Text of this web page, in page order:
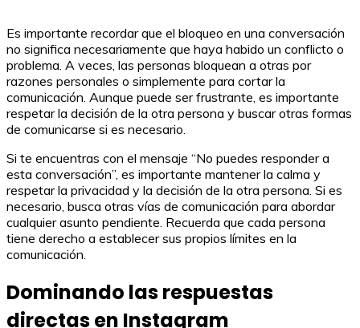
Es importante recordar que el bloqueo en una conversación
no significa necesariamente que haya habido un conflicto o
problema. A veces, las personas bloquean a otras por
razones personales o simplemente para cortar la
comunicación. Aunque puede ser frustrante, es importante
respetar la decisión de la otra persona y buscar otras formas
de comunicarse si es necesario.
Si te encuentras con el mensaje “No puedes responder a
esta conversación”, es importante mantener la calma y
respetar la privacidad y la decisión de la otra persona. Si es
necesario, busca otras vías de comunicación para abordar
cualquier asunto pendiente. Recuerda que cada persona
tiene derecho a establecer sus propios límites en la
comunicación.
Dominando las respuestas
directas en Instagram